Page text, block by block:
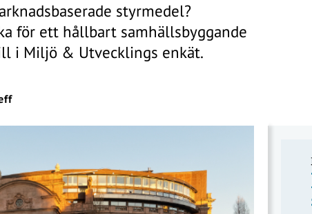
styrmedel?
för ett hållbart samhällsbyggande
i Miljö & Utvecklings enkät.